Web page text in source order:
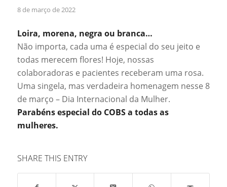
8 de março de 2022
Loira, morena, negra ou branca…
Não importa, cada uma é especial do seu jeito e
todas merecem flores! Hoje, nossas
colaboradoras e pacientes receberam uma rosa.
Uma singela, mas verdadeira homenagem nesse 8
de março – Dia Internacional da Mulher.
Parabéns especial do COBS a todas as
mulheres.
SHARE THIS ENTRY